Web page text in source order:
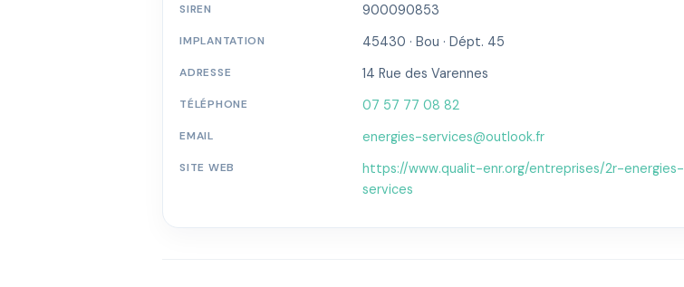
SIREN 900090853
IMPLANTATION 45430 · Bou · Dépt. 45
ADRESSE 14 Rue des Varennes
TÉLÉPHONE 07 57 77 08 82
EMAIL energies-services@outlook.fr
SITE WEB
https://www.qualit-enr.org/entreprises/2r-energies-
services